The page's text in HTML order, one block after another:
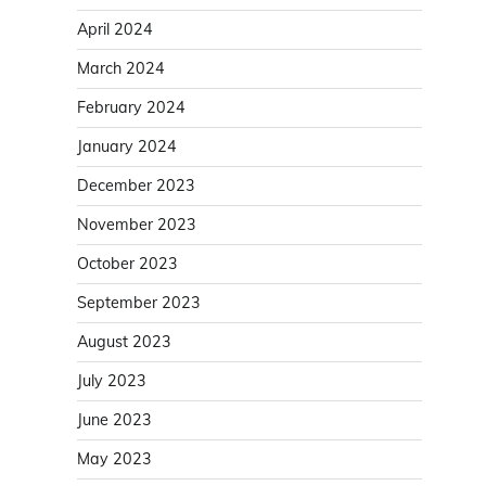
April 2024
March 2024
February 2024
January 2024
December 2023
November 2023
October 2023
September 2023
August 2023
July 2023
June 2023
May 2023